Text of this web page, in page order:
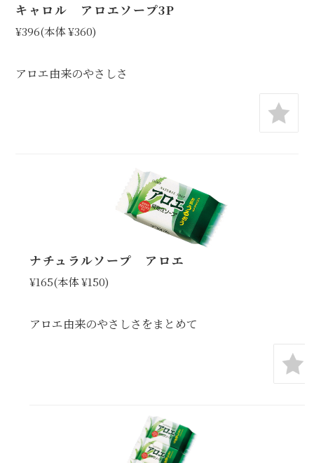
キャロル アロエソープ3P
¥396(本体 ¥360)
アロエ由来のやさしさ
ナチュラルソープ アロエ
¥165(本体 ¥150)
アロエ由来のやさしさをまとめて